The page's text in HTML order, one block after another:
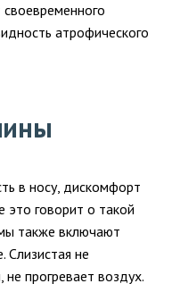
атрофического
в носу, дискомфорт
это говорит о такой
также включают
Слизистая не
прогревает воздух.